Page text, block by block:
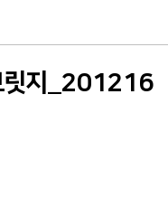
릿지_201216